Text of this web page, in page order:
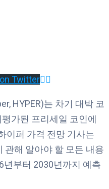
Twitter
HYPER)는 차기 대박 코
가된 프리세일 코인에
이퍼 가격 전망 기사는
관해 알아야 할 모든 내용
년부터 2030년까지 예측